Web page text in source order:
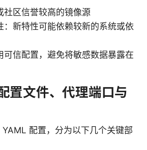
社区信誉较高的镜像源
：新特性可能依赖较新的系统或依
可信配置，避免将敏感数据暴露在
置文件、代理端口与
配置，分为以下几个关键部